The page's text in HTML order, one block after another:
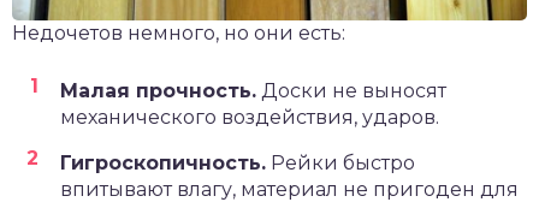
Недочетов немного, но они есть:
Малая прочность. Доски не выносят
механического воздействия, ударов.
Гигроскопичность. Рейки быстро
впитывают влагу, материал не пригоден для